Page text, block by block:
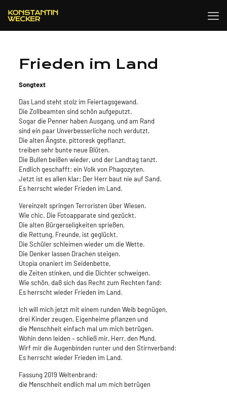
Frieden im Land
Songtext
Das Land steht stolz im Feiertagsgewand.
Die Zollbeamten sind schön aufgeputzt.
Sogar die Penner haben Ausgang, und am Rand
sind ein paar Unverbesserliche noch verdutzt.
Die alten Ängste, pittoresk gepflanzt,
treiben sehr bunte neue Blüten.
Die Bullen beißen wieder, und der Landtag tanzt.
Endlich geschafft: ein Volk von Phagozyten.
Jetzt ist es allen klar: Der Herr baut nie auf Sand.
Es herrscht wieder Frieden im Land.
Vereinzelt springen Terroristen über Wiesen.
Wie chic. Die Fotoapparate sind gezückt.
Die alten Bürgerseligkeiten sprießen,
die Rettung, Freunde, ist geglückt.
Die Schüler schleimen wieder um die Wette.
Die Denker lassen Drachen steigen.
Utopia onaniert im Seidenbette,
die Zeiten stinken, und die Dichter schweigen.
Wie schön, daß sich das Recht zum Rechten fand:
Es herrscht wieder Frieden im Land.
Ich will mich jetzt mit einem runden Weib begnügen,
drei Kinder zeugen, Eigenheime pflanzen und
die Menschheit einfach mal um mich betrügen.
Wohin denn leiden – schließ mir, Herr, den Mund.
Wirf mir die Augenbinden runter und den Stirnverband:
Es herrscht wieder Frieden im Land.
Fassung 2019 Weltenbrand:
die Menschheit endlich mal um mich betrügen